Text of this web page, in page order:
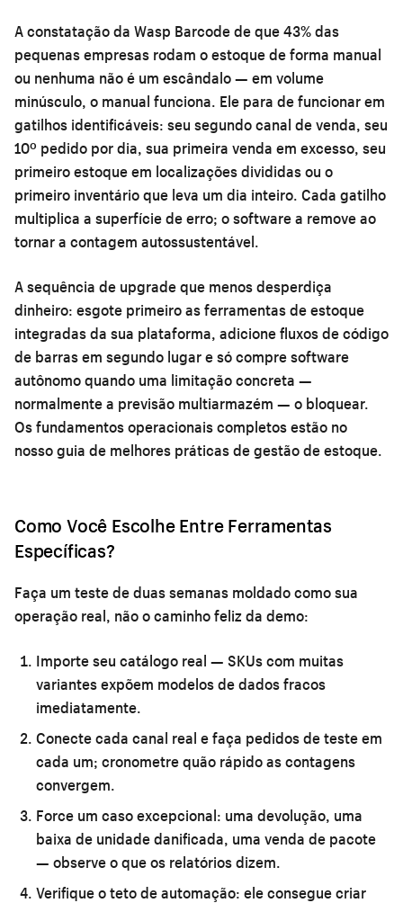
A constatação da Wasp Barcode de que 43% das
pequenas empresas rodam o estoque de forma manual
ou nenhuma não é um escândalo — em volume
minúsculo, o manual funciona. Ele para de funcionar em
gatilhos identificáveis: seu segundo canal de venda, seu
10º pedido por dia, sua primeira venda em excesso, seu
primeiro estoque em localizações divididas ou o
primeiro inventário que leva um dia inteiro. Cada gatilho
multiplica a superfície de erro; o software a remove ao
tornar a contagem autossustentável.
A sequência de upgrade que menos desperdiça
dinheiro: esgote primeiro as ferramentas de estoque
integradas da sua plataforma, adicione fluxos de código
de barras em segundo lugar e só compre software
autônomo quando uma limitação concreta —
normalmente a previsão multiarmazém — o bloquear.
Os fundamentos operacionais completos estão no
nosso guia de melhores práticas de gestão de estoque.
Como Você Escolhe Entre Ferramentas
Específicas?
Faça um teste de duas semanas moldado como sua
operação real, não o caminho feliz da demo:
Importe seu catálogo real — SKUs com muitas
variantes expõem modelos de dados fracos
imediatamente.
Conecte cada canal real e faça pedidos de teste em
cada um; cronometre quão rápido as contagens
convergem.
Force um caso excepcional: uma devolução, uma
baixa de unidade danificada, uma venda de pacote
— observe o que os relatórios dizem.
Verifique o teto de automação: ele consegue criar